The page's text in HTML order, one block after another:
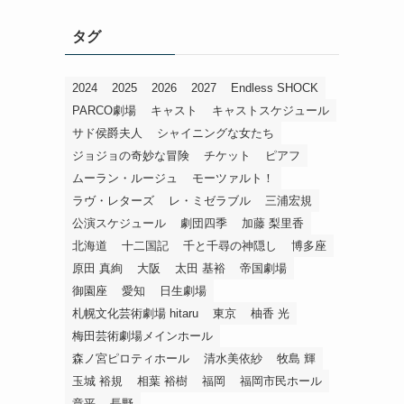
タグ
2024 2025 2026 2027
Endless SHOCK
PARCO劇場
キャスト
キャストスケジュール
サド侯爵夫人
シャイニングな女たち
ジョジョの奇妙な冒険
チケット
ピアフ
ムーラン・ルージュ
モーツァルト！
ラヴ・レターズ
レ・ミゼラブル
三浦宏規
公演スケジュール
劇団四季
加藤 梨里香
北海道
十二国記 千と千尋の神隠し
博多座
原田 真絢
大阪 太田 基裕
帝国劇場
御園座
愛知
日生劇場
札幌文化芸術劇場 hitaru
東京
柚香 光
梅田芸術劇場メインホール
森ノ宮ピロティホール
清水美依紗
牧島 輝
玉城 裕規
相葉 裕樹 福岡
福岡市民ホール